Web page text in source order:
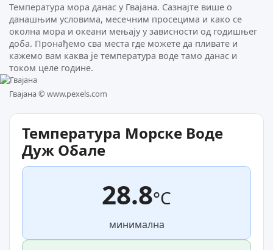
Температура мора данас у Гвајана. Сазнајте више о
данашњим условима, месечним просецима и како се
околна мора и океани мењају у зависности од годишњег
доба. Пронађемо сва места где можете да пливате и
кажемо вам каква је температура воде тамо данас и
током целе године.
Гвајана © www.pexels.com
Температура Морске Воде
Дуж Обале
28.8°C
минимална